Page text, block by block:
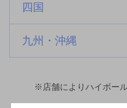
四国
九州・沖縄
※店舗によりハイボー